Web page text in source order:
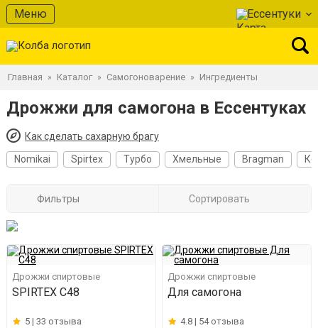
Меню Ессентуки
Главная » Каталог » Самогоноварение » Ингредиенты
Дрожжи для самогона в Ессентуках
Как сделать сахарную брагу
Nomikai
Spirtex Турбо Хмельные Bragman
Фильтры Сортировать
Дрожжи спиртовые
SPIRTEX C48
5 | 33 отзыва
Дрожжи спиртовые
Для самогона
4.8 | 54 отзыва